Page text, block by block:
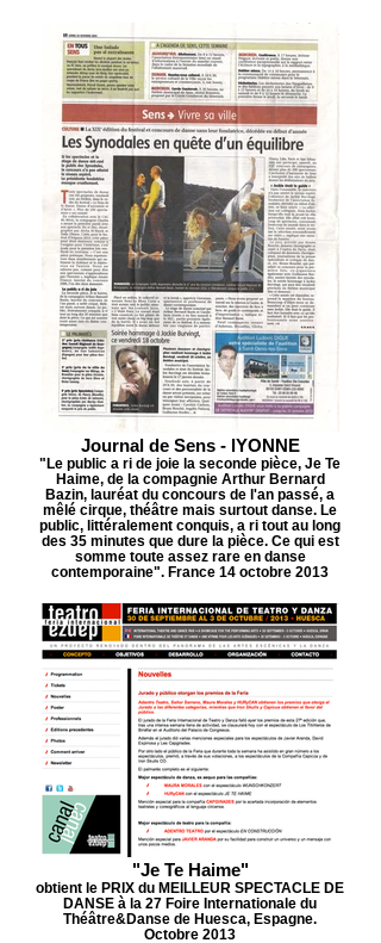
Journal de Sens - lYONNE
"Le public a ri de joie la seconde pièce, Je Te
Haime, de la compagnie Arthur Bernard
Bazin, lauréat du concours de l'an passé, a
mêlé cirque, théâtre mais surtout danse. Le
public, littéralement conquis, a ri tout au long
des 35 minutes que dure la pièce. Ce qui est
somme toute assez rare en danse
contemporaine". France 14 octobre 2013
"Je Te Haime"
obtient le PRIX du MEILLEUR SPECTACLE DE
DANSE à la 27 Foire Internationale du
Théâtre&Danse de Huesca, Espagne.
Octobre 2013